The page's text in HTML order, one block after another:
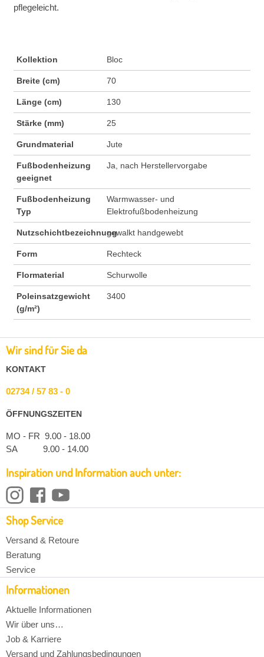
pflegeleicht.
Kollektion Bloc
Breite (cm) 70
Länge (cm) 130
Stärke (mm) 25
Grundmaterial Jute
Fußbodenheizung
geeignet
Ja, nach Herstellervorgabe
Fußbodenheizung
Typ
Warmwasser- und
Elektrofußbodenheizung
Nutzschichtbezeichnunggewalkt handgewebt
Form Rechteck
Flormaterial Schurwolle
Poleinsatzgewicht
(g/m²)
3400
Wir sind für Sie da
KONTAKT
02734 / 57 83 - 0
ÖFFNUNGSZEITEN
MO - FR 9.00 - 18.00
SA 9.00 - 14.00
Inspiration und Information auch unter:
Shop Service
Versand & Retoure
Beratung
Service
Informationen
Aktuelle Informationen
Wir über uns…
Job & Karriere
Versand und Zahlungsbedingungen